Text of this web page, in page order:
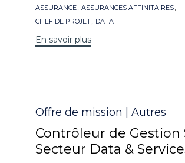
Mots
clés
ASSURANCE, ASSURANCES AFFINITAIRES,
CHEF DE PROJET, DATA
En savoir plus
Catégorie
Offre de mission | Autres
Contrôleur de Gestion
Secteur Data &